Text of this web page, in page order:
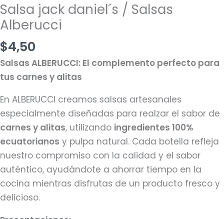
Salsa jack daniel´s / Salsas
Alberucci
$4,50
Salsas ALBERUCCI: El complemento perfecto para
tus carnes y alitas
En ALBERUCCI creamos salsas artesanales
especialmente diseñadas para realzar el sabor de
carnes y alitas, utilizando ingredientes 100%
ecuatorianos y pulpa natural. Cada botella refleja
nuestro compromiso con la calidad y el sabor
auténtico, ayudándote a ahorrar tiempo en la
cocina mientras disfrutas de un producto fresco y
delicioso.